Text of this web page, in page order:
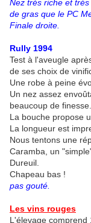
Nez très riche et
de gras que le PC
Finale droite.
Rully 1994
Test à l'aveugle
de ses choix de
Une robe à peine
Un nez assez
beaucoup de finesse.
La bouche propose
La longueur est
Nous tentons une
Caramba, un
Dureuil.
Chapeau bas !
pas gouté.
Les vins rouges
L'élevage comprend